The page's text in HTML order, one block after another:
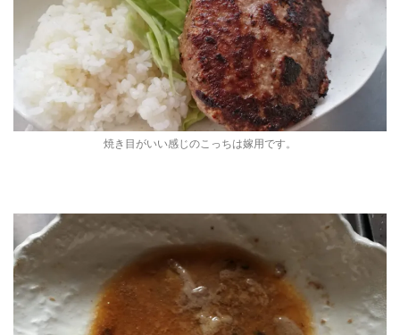
焼き目がいい感じのこっちは嫁用です。